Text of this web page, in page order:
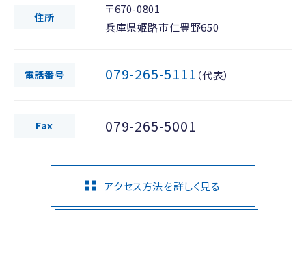
住所
〒670-0801
兵庫県姫路市仁豊野650
電話番号 079-265-5111 （代表）
Fax 079-265-5001
アクセス方法を詳しく見る